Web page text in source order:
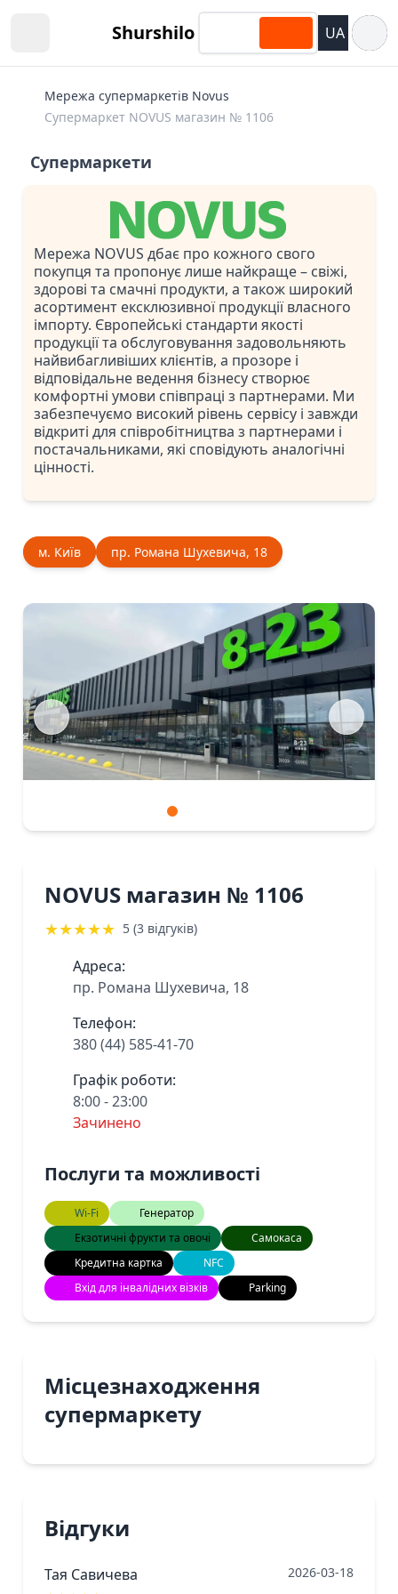
Shurshilo UA
Мережа супермаркетів Novus
Супермаркет NOVUS магазин № 1106
Супермаркети
Мережа NOVUS дбає про кожного свого
покупця та пропонує лише найкраще – свіжі,
здорові та смачні продукти, а також широкий
асортимент ексклюзивної продукції власного
імпорту. Європейські стандарти якості
продукції та обслуговування задовольняють
найвибагливіших клієнтів, а прозоре і
відповідальне ведення бізнесу створює
комфортні умови співпраці з партнерами. Ми
забезпечуємо високий рівень сервісу і завжди
відкриті для співробітництва з партнерами і
постачальниками, які сповідують аналогічні
цінності.
м. Київ пр. Романа Шухевича, 18
NOVUS магазин № 1106
★★★★★ 5 (3 відгуків)
Адреса:
пр. Романа Шухевича, 18
Телефон:
380 (44) 585-41-70
Графік роботи:
8:00 - 23:00
Зачинено
Послуги та можливості
Wi-Fi
Генератор
Екзотичні фрукти та овочі
Самокаса
Кредитна картка
NFC
Вхід для інвалідних візків
Parking
Місцезнаходження
супермаркету
Відгуки
Тая Савичева 2026-03-18